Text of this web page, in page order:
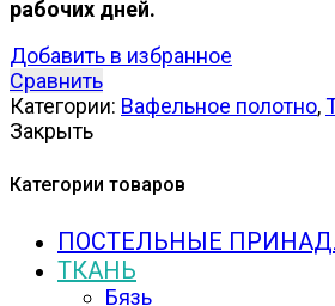
рабочих дней.
Добавить в избранное
Сравнить
Категории: Вафельное полотно,
Закрыть
Категории товаров
ПОСТЕЛЬНЫЕ
ТКАНЬ
Бязь